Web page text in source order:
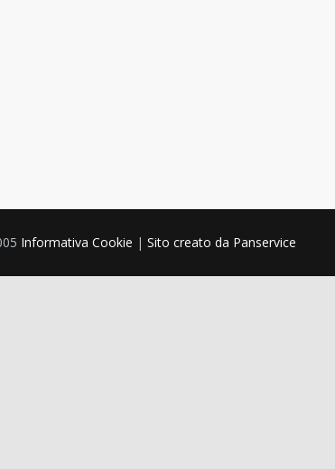
Informativa Cookie | Sito creato da Panservice